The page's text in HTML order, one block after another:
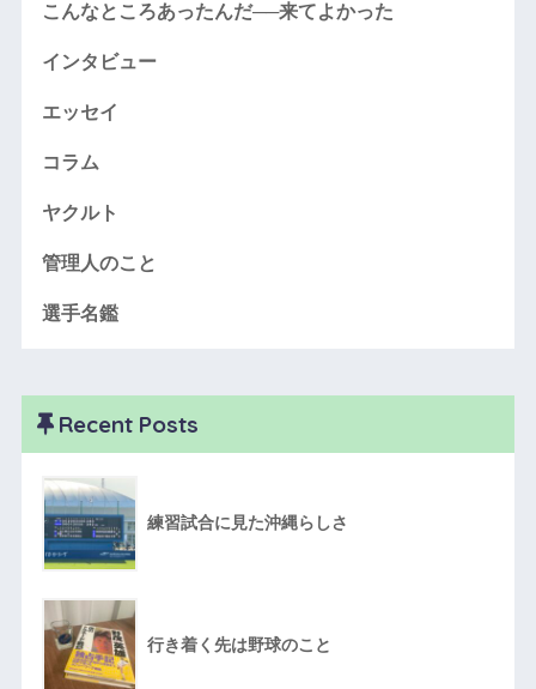
こんなところあったんだ──来てよかった
インタビュー
エッセイ
コラム
ヤクルト
管理人のこと
選手名鑑
Recent Posts
練習試合に見た沖縄らしさ
行き着く先は野球のこと